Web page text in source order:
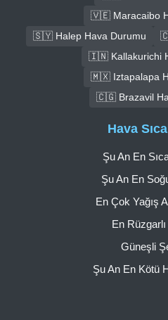
🇻🇪 Maracaibo
🇸🇾 Halep Hava Durumu
🇮🇳 Kallakurichi
🇲🇽 Iztapalapa
🇨🇬 Brazavil
Hava
Şu An En
Şu An En
En Çok Yağış
En
Güneşli
Şu An En Kötü